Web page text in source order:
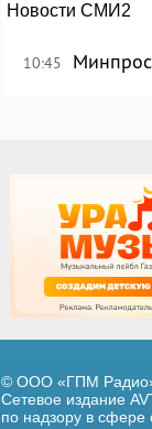
Новости СМИ2
10:45
© ООО «ГПМ
Сетевое издание
по надзору в сфере